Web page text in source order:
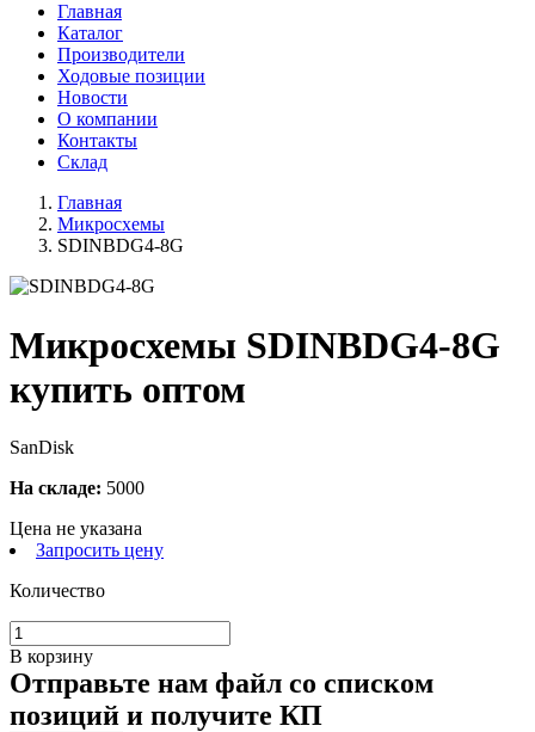
Главная
Каталог
Производители
Ходовые позиции
Новости
О компании
Контакты
Склад
Главная
Микросхемы
SDINBDG4-8G
Микросхемы SDINBDG4-8G
купить оптом
SanDisk
На складе: 5000
Цена не указана
Запросить цену
Количество
В корзину
Отправьте нам файл со списком
позиций и получите КП